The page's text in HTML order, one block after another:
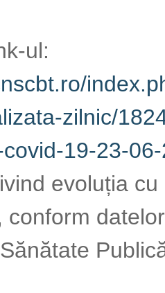
1824-
2020/file
la
de Institutul